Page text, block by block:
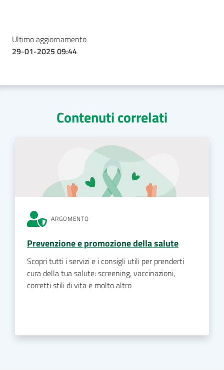
Ultimo aggiornamento
29-01-2025 09:44
Contenuti correlati
ARGOMENTO
Prevenzione e promozione della salute
Scopri tutti i servizi e i consigli utili per prenderti
cura della tua salute: screening, vaccinazioni,
corretti stili di vita e molto altro